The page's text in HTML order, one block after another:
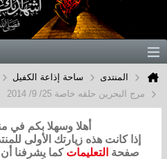
المنتدى ساحة إذاعة الكفيل
مرج البحرين حلقه خاصة 25/ 9/ 2014
أهلا وسهلا بكم في
إذا كانت هذه زيارتك الأولى
صفحة التعليمات كما يشرفنا